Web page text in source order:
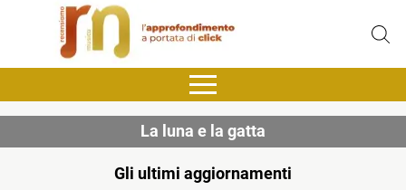
La luna e la gatta
Gli ultimi aggiornamenti